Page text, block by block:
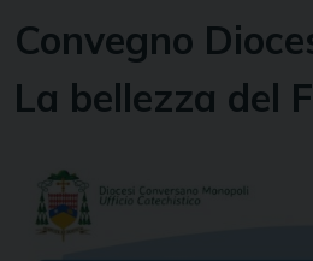
Convegno
La bellezza del